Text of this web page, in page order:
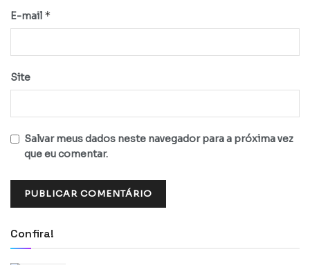
E-mail *
Site
Salvar meus dados neste navegador para a próxima vez
que eu comentar.
Confira!